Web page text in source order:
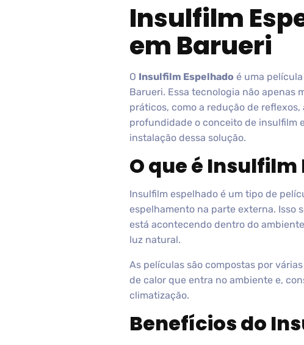
Insulfilm
em Barueri
O Insulfilm Espelhado é uma
Barueri. Essa tecnologia não apenas
práticos, como a redução de
profundidade o conceito de insulfilm
instalação dessa solução.
O que é Insulfilm
Insulfilm espelhado é um tipo de
espelhamento na parte externa. Isso
está acontecendo dentro do
luz natural.
As películas são compostas por
de calor que entra no ambiente e,
climatização.
Benefícios do